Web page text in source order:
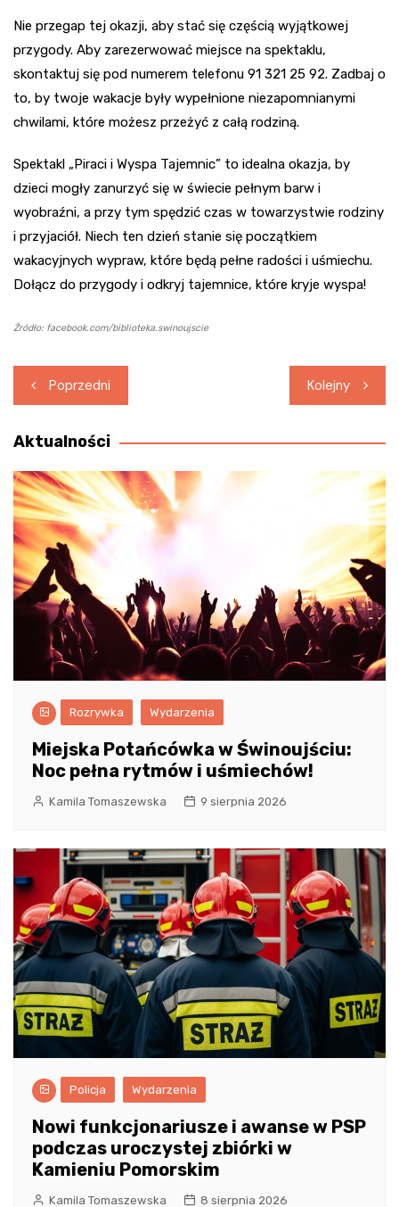
Nie przegap tej okazji, aby stać się częścią wyjątkowej
przygody. Aby zarezerwować miejsce na spektaklu,
skontaktuj się pod numerem telefonu 91 321 25 92. Zadbaj o
to, by twoje wakacje były wypełnione niezapomnianymi
chwilami, które możesz przeżyć z całą rodziną.
Spektakl „Piraci i Wyspa Tajemnic” to idealna okazja, by
dzieci mogły zanurzyć się w świecie pełnym barw i
wyobraźni, a przy tym spędzić czas w towarzystwie rodziny
i przyjaciół. Niech ten dzień stanie się początkiem
wakacyjnych wypraw, które będą pełne radości i uśmiechu.
Dołącz do przygody i odkryj tajemnice, które kryje wyspa!
Źródło: facebook.com/biblioteka.swinoujscie
Nawigacja
wpisu
Poprzedni Kolejny
Aktualności
Rozrywka Wydarzenia
Miejska Potańcówka w Świnoujściu:
Noc pełna rytmów i uśmiechów!
Kamila Tomaszewska 9 sierpnia 2026
Policja Wydarzenia
Nowi funkcjonariusze i awanse w PSP
podczas uroczystej zbiórki w
Kamieniu Pomorskim
Kamila Tomaszewska 8 sierpnia 2026